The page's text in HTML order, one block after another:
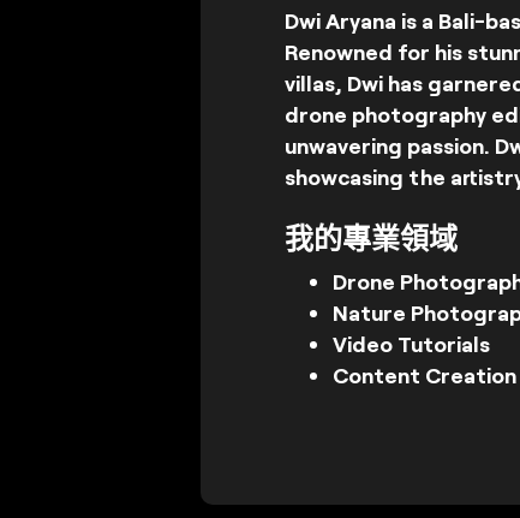
Dwi Aryana is a Bali-
Renowned for his
villas, Dwi has
drone photography
unwavering passion.
showcasing the
我的專業領域
Drone
Nature
Video Tutorials
Content Creation